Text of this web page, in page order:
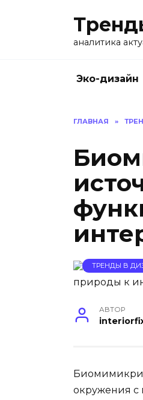
аналитика
Эко-дизайн
ГЛАВНАЯ »
ТРЕНДЫ В
АВТОР
окружения